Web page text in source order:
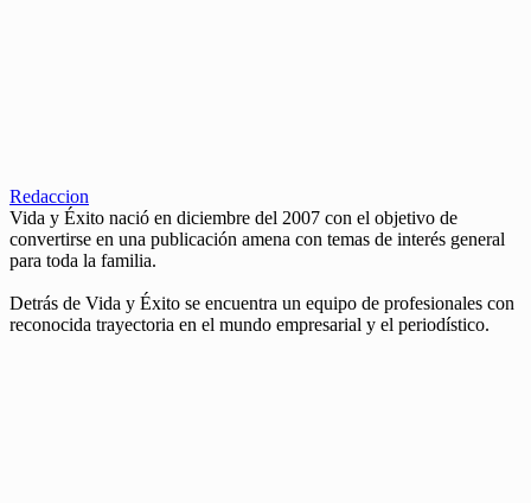
Redaccion
Vida y Éxito nació en diciembre del 2007 con el objetivo de
convertirse en una publicación amena con temas de interés general
para toda la familia.
Detrás de Vida y Éxito se encuentra un equipo de profesionales con
reconocida trayectoria en el mundo empresarial y el periodístico.